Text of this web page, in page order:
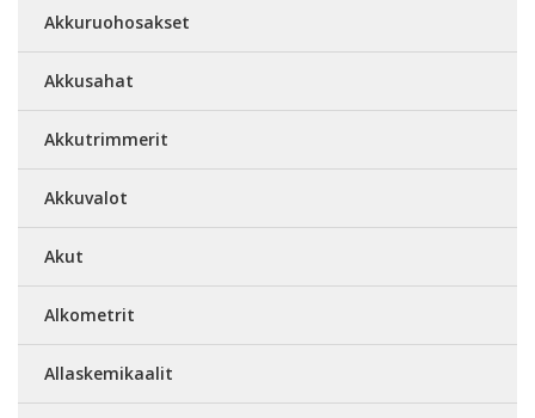
Akkuruohosakset
Akkusahat
Akkutrimmerit
Akkuvalot
Akut
Alkometrit
Allaskemikaalit